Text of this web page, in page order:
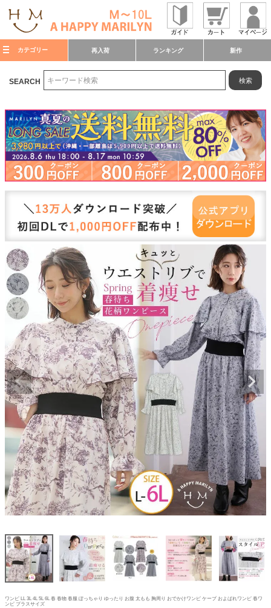
カテゴリー 再入荷 ランキング 新作
SEARCH 検索
ワンピ LL 3L 4L 5L 6L 春 春物 春服 ぽっちゃり ゆったり お腹 太もも 胸周り おでかけワンピ ケープ およばれワンピ 春ワ
ンピ プラスサイズ